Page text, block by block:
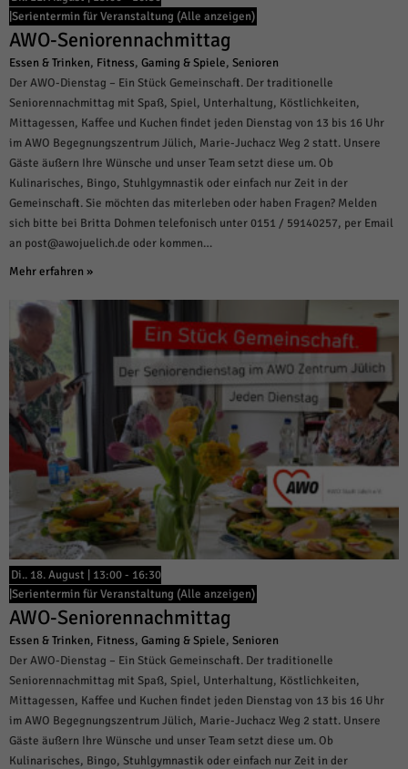
Serientermin für Veranstaltung (Alle anzeigen)
AWO-Seniorennachmittag
Essen & Trinken, Fitness, Gaming & Spiele, Senioren
Der AWO-Dienstag – Ein Stück Gemeinschaft. Der traditionelle
Seniorennachmittag mit Spaß, Spiel, Unterhaltung, Köstlichkeiten,
Mittagessen, Kaffee und Kuchen findet jeden Dienstag von 13 bis 16 Uhr
im AWO Begegnungszentrum Jülich, Marie-Juchacz Weg 2 statt. Unsere
Gäste äußern Ihre Wünsche und unser Team setzt diese um. Ob
Kulinarisches, Bingo, Stuhlgymnastik oder einfach nur Zeit in der
Gemeinschaft. Sie möchten das miterleben oder haben Fragen? Melden
sich bitte bei Britta Dohmen telefonisch unter 0151 / 59140257, per Email
an post@awojuelich.de oder kommen…
Mehr erfahren »
Di.. 18. August | 13:00- 16:30
Serientermin für Veranstaltung (Alle anzeigen)
AWO-Seniorennachmittag
Essen & Trinken, Fitness, Gaming & Spiele, Senioren
Der AWO-Dienstag – Ein Stück Gemeinschaft. Der traditionelle
Seniorennachmittag mit Spaß, Spiel, Unterhaltung, Köstlichkeiten,
Mittagessen, Kaffee und Kuchen findet jeden Dienstag von 13 bis 16 Uhr
im AWO Begegnungszentrum Jülich, Marie-Juchacz Weg 2 statt. Unsere
Gäste äußern Ihre Wünsche und unser Team setzt diese um. Ob
Kulinarisches, Bingo, Stuhlgymnastik oder einfach nur Zeit in der
auswählen.
Alle akzeptieren Speichern und weiter
Datenschutzeinstellungen
Essenziell (1)
Essenzielle Cookies ermöglichen grundlegende Funktionen und sind für die
Cookie-Informationen anzeigen
Statistiken (1)
Statistik Cookies erfassen Informationen anonym. Diese Informationen helfen
Cookie-Informationen anzeigen
Marketing (1)
Marketing-Cookies werden von Drittanbietern oder Publishern verwendet,
um personalisierte Werbung anzuzeigen. Sie tun dies, indem sie Besucher
über Websites hinweg verfolgen.
Cookie-Informationen anzeigen
Externe Medien (6)
Inhalte von Videoplattformen und Social-Media-Plattformen werden
standardmäßig blockiert. Wenn Cookies von externen Medien akzeptiert
werden, bedarf der Zugriff auf diese Inhalte keiner manuellen Einwilligung
mehr.
Cookie-Informationen anzeigen
powered by Borlabs Cookie Datenschutzerklärung